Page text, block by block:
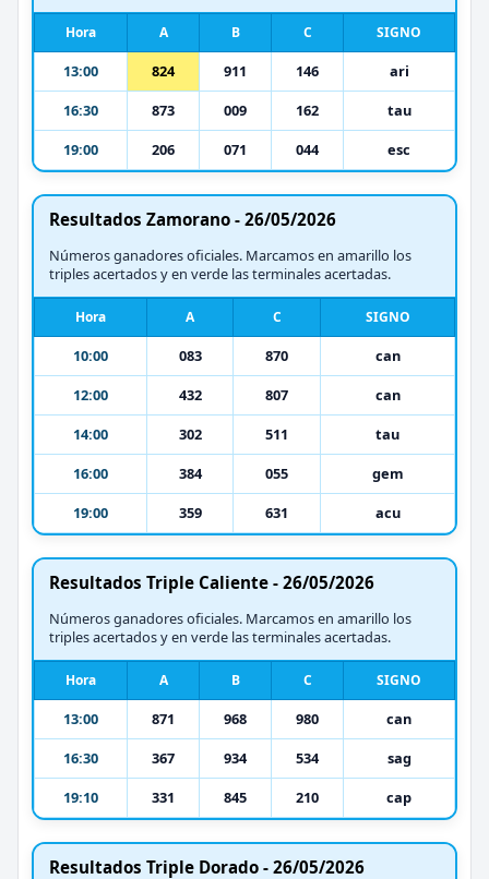
Hora A B C SIGNO
13:00 824 911 146
ari
16:30
873 009 162
tau
19:00
206 071 044 esc
Resultados Zamorano - 26/05/2026
Números ganadores oficiales. Marcamos en amarillo los
triples acertados y en verde las terminales acertadas.
Hora A C SIGNO
10:00 083 870
can
12:00
432 807
can
14:00
302 511
tau
16:00
384 055
gem
19:00
359 631 acu
Resultados Triple Caliente - 26/05/2026
Números ganadores oficiales. Marcamos en amarillo los
triples acertados y en verde las terminales acertadas.
Hora A B C SIGNO
13:00 871 968 980
can
16:30
367 934 534
sag
19:10
331 845 210 cap
Resultados Triple Dorado - 26/05/2026